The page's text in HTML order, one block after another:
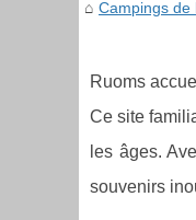
Campings de
Ruoms
Ce site
les âges.
souvenirs